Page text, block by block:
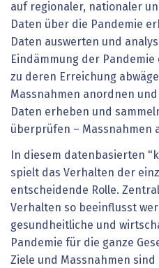
auf regionaler, nationaler
Daten über die Pandemie
Daten auswerten und
Eindämmung der
zu deren Erreichung
Massnahmen anordnen
Daten erheben und
überprüfen – Massnahmen
In diesem datenbasierten
spielt das Verhalten der
entscheidende Rolle.
Verhalten so beeinflusst
gesundheitliche und
Pandemie für die ganze
Ziele und Massnahmen